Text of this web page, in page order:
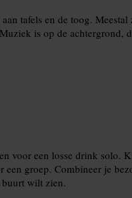
tafels en de toog. Meestal
is op de achtergrond,
voor een losse drink solo.
groep. Combineer je
wilt zien.